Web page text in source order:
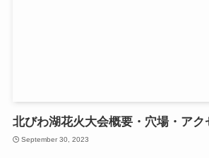
北びわ湖花火大会概要・穴場・アク
September 30, 2023